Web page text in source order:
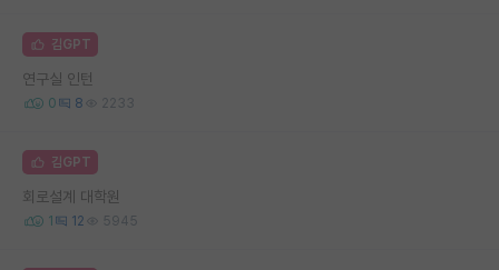
김GPT
연구실 인턴
0 8 2233
김GPT
회로설계 대학원
1 12 5945